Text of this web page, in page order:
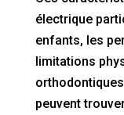
électrique
enfants, les
limitations
peuvent